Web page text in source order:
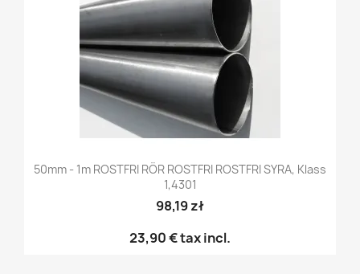
50mm - 1m ROSTFRI RÖR ROSTFRI ROSTFRI SYRA, Klass
1,4301
98,19 zł
23,90 €tax incl.